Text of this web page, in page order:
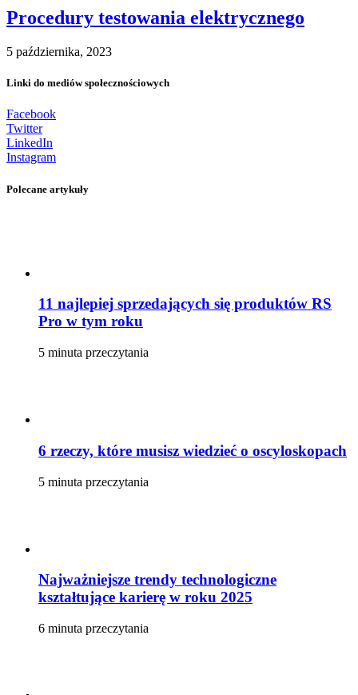
Procedury testowania elektrycznego
5 października, 2023
Linki do mediów społecznościowych
Facebook
Twitter
LinkedIn
Instagram
Polecane artykuły
11 najlepiej sprzedających się produktów RS
Pro w tym roku
5 minuta przeczytania
6 rzeczy, które musisz wiedzieć o oscyloskopach
5 minuta przeczytania
Najważniejsze trendy technologiczne
kształtujące karierę w roku 2025
6 minuta przeczytania